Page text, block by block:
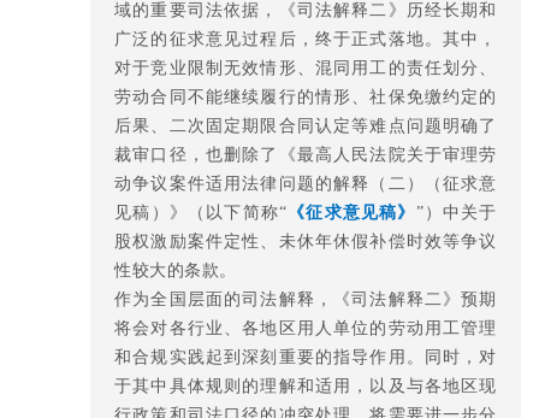
域的重要司法依据，《司法解释二》历经长期和
广泛的征求意见过程后，终于正式落地。其中，
对于竞业限制无效情形、混同用工的责任划分、
劳动合同不能继续履行的情形、社保免缴约定的
后果、二次固定期限合同认定等难点问题明确了
裁审口径，也删除了《最高人民法院关于审理劳
动争议案件适用法律问题的解释（二）（征求意
见稿）》（以下简称“ 《征求意见稿》 ”）中关于
股权激励案件定性、未休年休假补偿时效等争议
性较大的条款。
作为全国层面的司法解释，《司法解释二》预期
将会对各行业、各地区用人单位的劳动用工管理
和合规实践起到深刻重要的指导作用。同时，对
于其中具体规则的理解和适用，以及与各地区现